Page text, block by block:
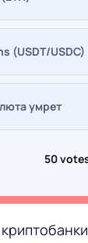
(USDT/USDC)
умрет
50